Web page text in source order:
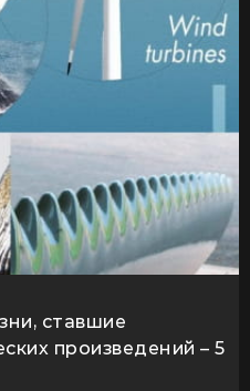
ставшие
произведений – 5